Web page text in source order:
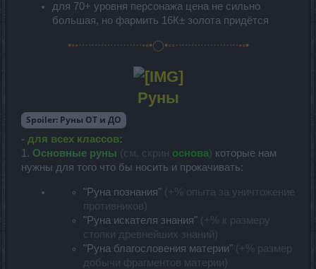
для 70+ уровня персонажа цена не сильно
большая, но фармить 16К± золота придётся
•◦◦·∙·∙·∙·∙·∙·∙·∙·∙·∙·∙◦◦•◯•◦◦·∙·∙·∙·∙·∙·∙·∙·∙·∙·∙◦◦•
Руны
Spoiler: Руны ОТ и ДО
- для всех классов:
1. Основные руны (см. скрин основа) которые нам
нужны для того что бы носить и прокачивать:
"Руна познания" (+% опыта за уничтожение
противников)
"Руна искателя знания" (+% к размеру
стопки древнейших знаний)
"Руна благословения материи" (+% размер
добычи фрагментов материи)